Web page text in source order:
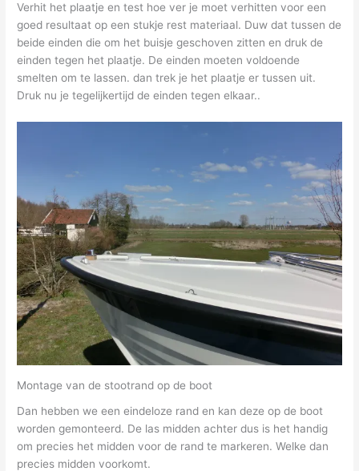
Verhit het plaatje en test hoe ver je moet verhitten voor een
goed resultaat op een stukje rest materiaal. Duw dat tussen de
beide einden die om het buisje geschoven zitten en druk de
einden tegen het plaatje. De einden moeten voldoende
smelten om te lassen. dan trek je het plaatje er tussen uit.
Druk nu je tegelijkertijd de einden tegen elkaar..
Montage van de stootrand op de boot
Dan hebben we een eindeloze rand en kan deze op de boot
worden gemonteerd. De las midden achter dus is het handig
om precies het midden voor de rand te markeren. Welke dan
precies midden voorkomt.